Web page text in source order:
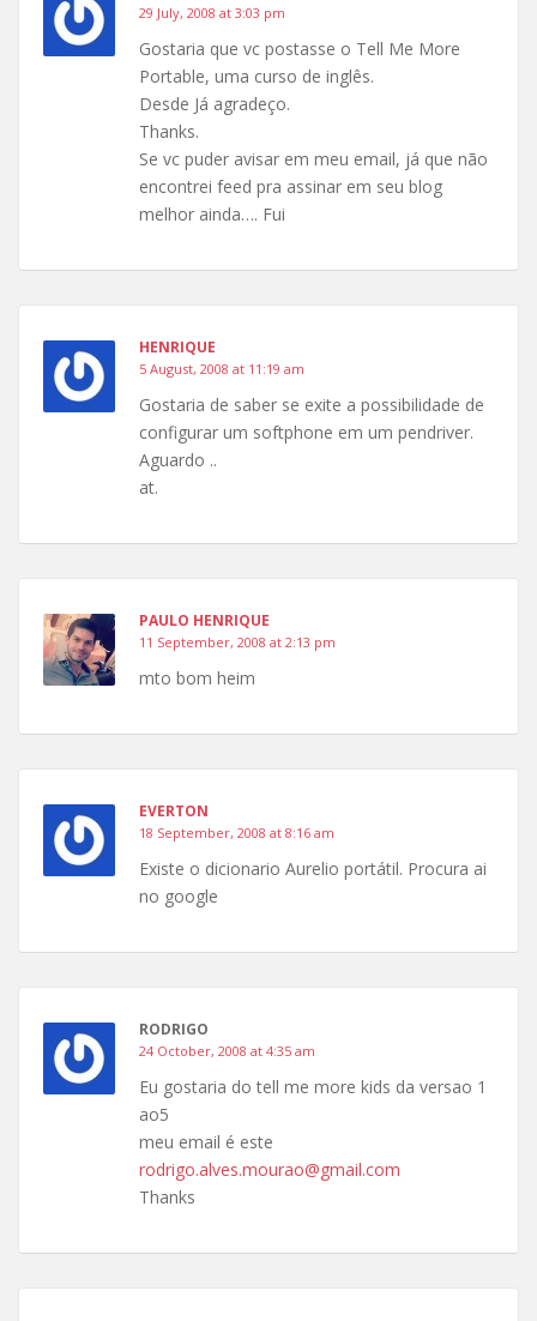
29 July, 2008 at 3:03 pm
Gostaria que vc postasse o Tell Me More
Portable, uma curso de inglês.
Desde Já agradeço.
Thanks.
Se vc puder avisar em meu email, já que não
encontrei feed pra assinar em seu blog
melhor ainda…. Fui
HENRIQUE
5 August, 2008 at 11:19 am
Gostaria de saber se exite a possibilidade de
configurar um softphone em um pendriver.
Aguardo ..
at.
PAULO HENRIQUE
11 September, 2008 at 2:13 pm
mto bom heim
EVERTON
18 September, 2008 at 8:16 am
Existe o dicionario Aurelio portátil. Procura ai
no google
RODRIGO
24 October, 2008 at 4:35 am
Eu gostaria do tell me more kids da versao 1
ao5
meu email é este
rodrigo.alves.mourao@gmail.com
Thanks